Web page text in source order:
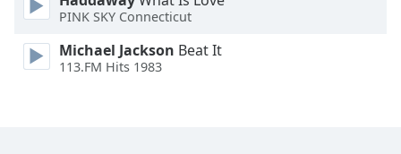
PINK SKY Connecticut
Michael Jackson Beat It
113.FM Hits 1983